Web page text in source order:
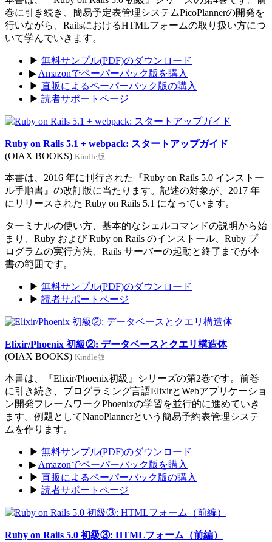
巻に引き続き、簡易予定表管理システムPicoPlannerの開発を
行いながら、RailsにおけるHTMLフォームの取り扱い方につ
いて学んでいきます。
▶ 無料サンプル(PDF)のダウンロード
▶ Amazonでペーパーバック版を購入
▶ 直販によるペーパーバック版の購入
▶ 読者サポートページ
Ruby on Rails 5.1 + webpack: スタートアップガイド
(OIAX BOOKS) Kindle版
本書は、2016 年に刊行された『Ruby on Rails 5.0 インストー
ル手順書』の改訂版に当たります。記述の対象が、2017 年
にリリースされた Ruby on Rails 5.1 になっています。
ターミナルの使い方、基本的なシェルコマンドの説明から始
まり、Ruby および Ruby on Rails のインストール、Ruby プ
ログラムの実行方法、Rails サーバーの起動と終了までが本
書の範囲です。
▶ 無料サンプル(PDF)のダウンロード
▶ 読者サポートページ
Elixir/Phoenix 初級②: データベースとクエリ構造体
(OIAX BOOKS) Kindle版
本書は、『Elixir/Phoenix初級』シリーズの第2巻です。前巻
に引き続き、プログラミング言語ElixirとWebアプリケーショ
ン開発フレームワークPhoenixの学習を並行的に進めていき
ます。例題としてNanoPlannerという簡易予約表管理システ
ムを作ります。
▶ 無料サンプル(PDF)のダウンロード
▶ Amazonでペーパーバック版を購入
▶ 直販によるペーパーバック版の購入
▶ 読者サポートページ
Ruby on Rails 5.0 初級③: HTMLフォーム（前編）